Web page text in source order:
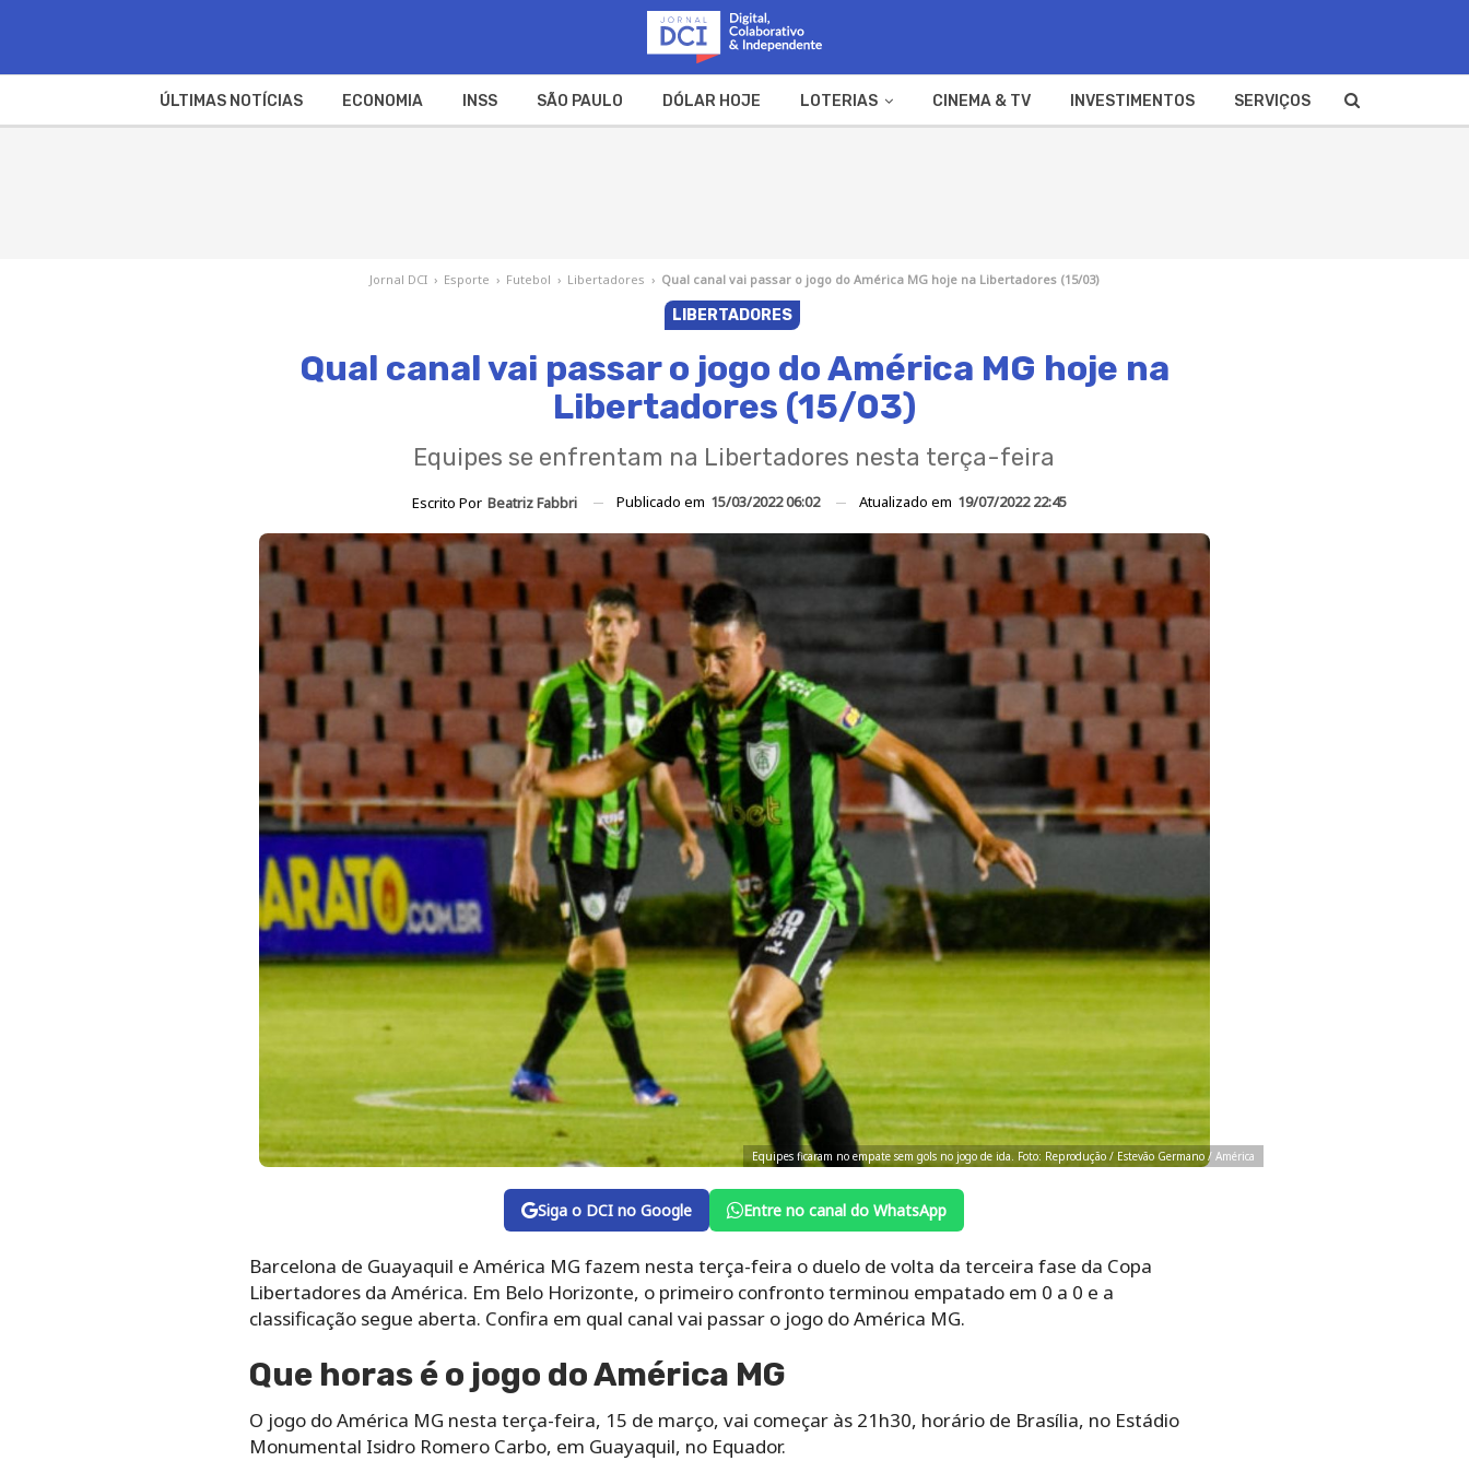
ÚLTIMAS NOTÍCIAS ECONOMIA INSS SÃO PAULO DÓLAR HOJE LOTERIAS CINEMA & TV INVESTIMENTOS SERVIÇOS
Jornal DCI › Esporte › Futebol › Libertadores › Qual canal vai passar o jogo do América MG hoje na Libertadores (15/03)
LIBERTADORES
Qual canal vai passar o jogo do América MG hoje na
Libertadores (15/03)
Equipes se enfrentam na Libertadores nesta terça-feira
Escrito Por Beatriz Fabbri Publicado em 15/03/2022 06:02 Atualizado em 19/07/2022 22:45
Equipes ficaram no empate sem gols no jogo de ida. Foto: Reprodução / Estevão Germano / América
Siga o DCI no Google Entre no canal do WhatsApp
Barcelona de Guayaquil e América MG fazem nesta terça-feira o duelo de volta da terceira fase da Copa
Libertadores da América. Em Belo Horizonte, o primeiro confronto terminou empatado em 0 a 0 e a
classificação segue aberta. Confira em qual canal vai passar o jogo do América MG.
Que horas é o jogo do América MG
O jogo do América MG nesta terça-feira, 15 de março, vai começar às 21h30, horário de Brasília, no Estádio
Monumental Isidro Romero Carbo, em Guayaquil, no Equador.